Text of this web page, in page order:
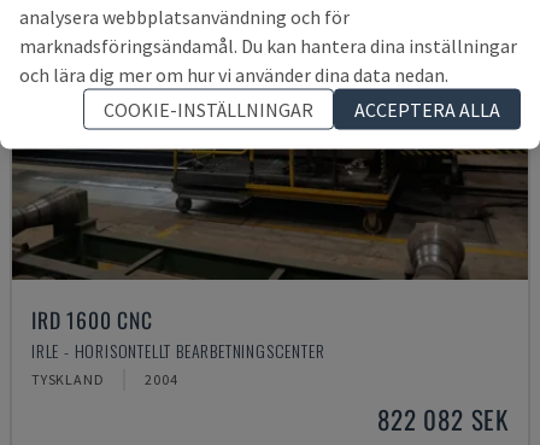
IRD 1600 CNC
IRLE - HORISONTELLT BEARBETNINGSCENTER
TYSKLAND 2004
822 082 SEK
analysera webbplatsanvändning och för
marknadsföringsändamål. Du kan hantera dina inställningar
och lära dig mer om hur vi använder dina data nedan.
COOKIE-INSTÄLLNINGAR
ACCEPTERA ALLA